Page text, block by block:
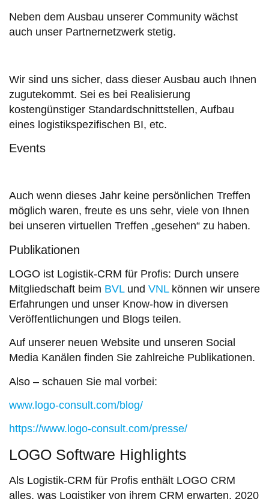
Neben dem Ausbau unserer Community wächst
auch unser Partnernetzwerk stetig.
Wir sind uns sicher, dass dieser Ausbau auch Ihnen
zugutekommt. Sei es bei Realisierung
kostengünstiger Standardschnittstellen, Aufbau
eines logistikspezifischen BI, etc.
Events
Auch wenn dieses Jahr keine persönlichen Treffen
möglich waren, freute es uns sehr, viele von Ihnen
bei unseren virtuellen Treffen „gesehen“ zu haben.
Publikationen
LOGO ist Logistik-CRM für Profis: Durch unsere
Mitgliedschaft beim BVLund VNLkönnen wir unsere
Erfahrungen und unser Know-how in diversen
Veröffentlichungen und Blogs teilen.
Auf unserer neuen Website und unseren Social
Media Kanälen finden Sie zahlreiche Publikationen.
Also – schauen Sie mal vorbei:
www.logo-consult.com/blog/
https://www.logo-consult.com/presse/
LOGO Software Highlights
Als Logistik-CRM für Profis enthält LOGO CRM
alles, was Logistiker von ihrem CRM erwarten. 2020